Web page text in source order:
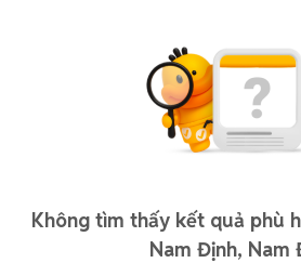
Không tìm thấy kết quả phù
Nam Định, Nam